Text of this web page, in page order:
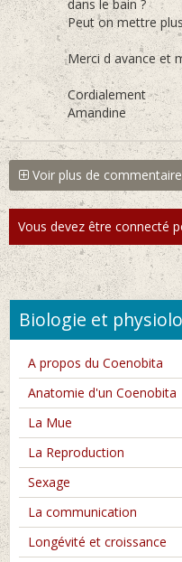
dans le bain ?
Peut on mettre
Merci d avance et
Cordialement
Amandine
Voir plus de
Vous devez être connecté
Biologie et
A propos du Coenobita
Anatomie d'un Coenobita
La Mue
La Reproduction
Sexage
La communication
Longévité et croissance